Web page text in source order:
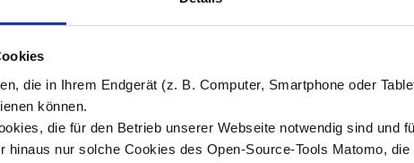
die in Ihrem Endgerät (z. B. Computer, Smartphone oder
können.
die für den Betrieb unserer Webseite notwendig sind und
hinaus nur solche Cookies des Open-Source-Tools Matomo,
di
materiale fotografico sono detenuti daDas ganze